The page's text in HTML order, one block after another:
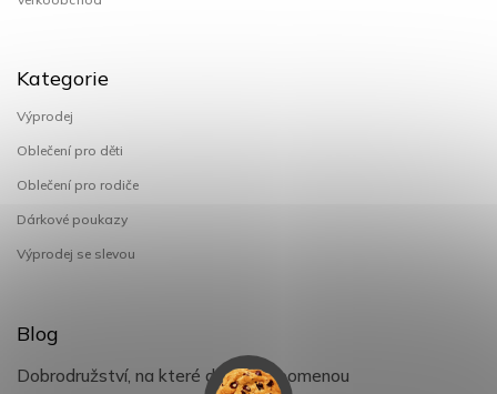
Kategorie
Výprodej
Oblečení pro děti
Oblečení pro rodiče
Dárkové poukazy
Výprodej se slevou
Blog
Dobrodružství, na které děti nezapomenou